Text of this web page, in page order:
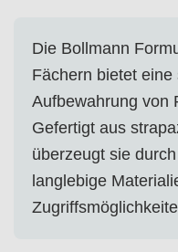
Die Bollmann
Fächern bietet
Aufbewahrung von
Gefertigt aus
überzeugt sie
langlebige